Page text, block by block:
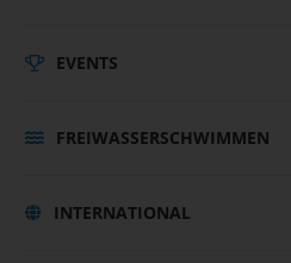
EVENTS
FREIWASSERSCHWIMMEN
INTERNATIONAL